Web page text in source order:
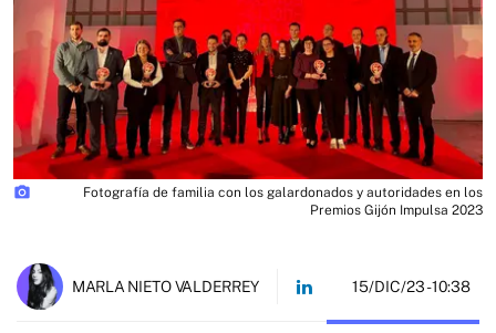
photo_camera
Fotografía de familia con los galardonados y autoridades en los
Premios Gijón Impulsa 2023
MARLA NIETO VALDERREY 15/DIC/23- 10:38